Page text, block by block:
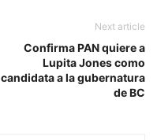
Next article
Confirma PAN quiere a
Lupita Jones como
candidata a la gubernatura
de BC